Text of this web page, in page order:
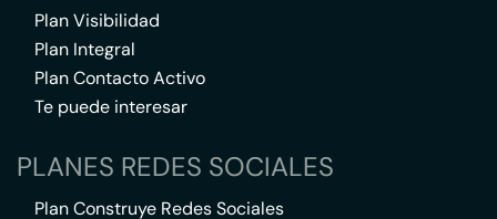
Plan Visibilidad
Plan Integral
Plan Contacto Activo
Te puede interesar
PLANES REDES SOCIALES
Plan Construye Redes Sociales